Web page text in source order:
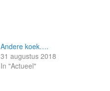
Andere koek….
31 augustus 2018
In "Actueel"